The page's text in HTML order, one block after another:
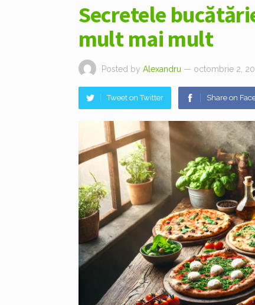
Secretele
mult mai mult
Posted by Alexandru — octombrie 2,
Tweet on Twitter Share on